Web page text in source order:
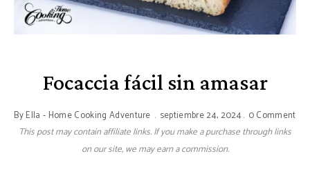
Focaccia fácil sin amasar
ByElla - Home Cooking Adventure septiembre 24, 2024 0 Comment
This post may contain affiliate links. If you make a purchase through links
on our site, we may earn a commission.